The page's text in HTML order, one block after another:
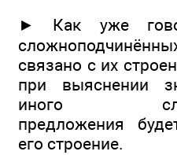
► Как уже
связано с их
при выяснении
иного
предложения
его строение.